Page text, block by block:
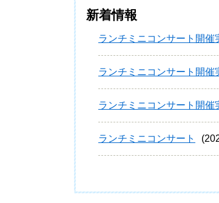
新着情報
ランチミニコンサート開催
ランチミニコンサート開催
ランチミニコンサート開催
ランチミニコンサート